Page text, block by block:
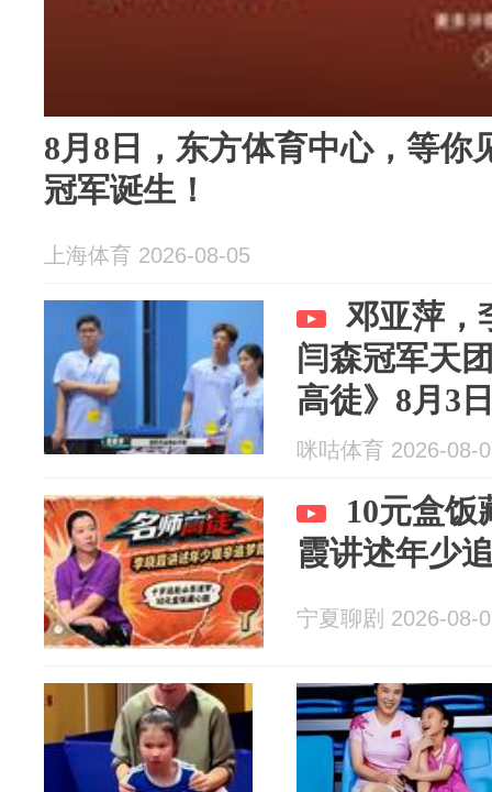
8月8日，东方体育中心，等你
冠军诞生！
上海体育 2026-08-05
邓亚萍，
闫森冠军天
高徒》8月3
咪咕体育 2026-08-
10元盒饭
霞讲述年少
宁夏聊剧 2026-08-